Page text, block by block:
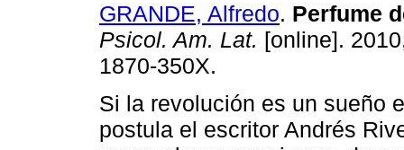
GRANDE, Alfredo. Perfume
Psicol. Am. Lat. [online].
1870-350X.
Si la revolución es un sueño
postula el escritor Andrés